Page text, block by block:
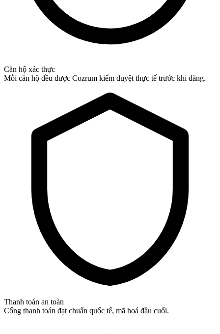
Căn hộ xác thực
Mỗi căn hộ đều được Cozrum kiểm duyệt thực tế trước khi đăng.
Thanh toán an toàn
Cổng thanh toán đạt chuẩn quốc tế, mã hoá đầu cuối.